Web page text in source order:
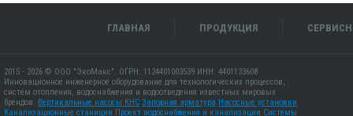
ГЛАВНАЯ ПРОДУКЦИЯ
2015 - 2026 © ООО "ЭкоМакс". ОГРН: 1124401003539 ИНН: 4401133608
Инновационное инженерное оборудование для технологических процессов,
систем отопления, водоснабжения и водоотведения известных мировых
брендов. Вертикальные насосы КНС Запорная арматура Насосные установки
Канализационные станиции Проект водоснабжения и канализации Системы